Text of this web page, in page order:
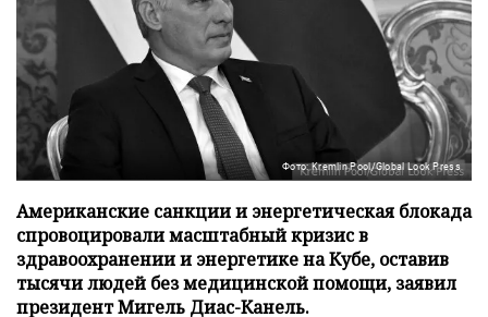
Фото: Kremlin Pool/Global Look Press
Американские санкции и энергетическая блокада
спровоцировали масштабный кризис в
здравоохранении и энергетике на Кубе, оставив
тысячи людей без медицинской помощи, заявил
президент Мигель Диас-Канель.